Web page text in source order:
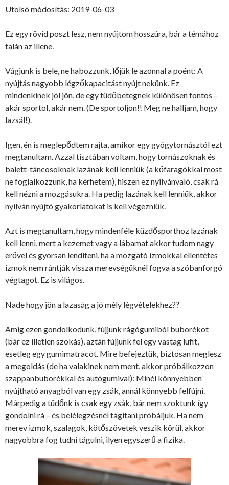
Utolsó módosítás: 2019-06-03
Ez egy rövid poszt lesz, nem nyújtom hosszúra, bár a témához
talán az illene.
Vágjunk is bele, ne habozzunk, lőjük le azonnal a poént: A
nyújtás nagyobb légzőkapacitást nyújt nekünk. Ez
mindenkinek jól jön, de egy tüdőbetegnek különösen fontos –
akár sportol, akár nem. (De sportoljon!! Meg ne halljam, hogy
lazsál!).
Igen, én is meglepődtem rajta, amikor egy gyógytornásztól ezt
megtanultam. Azzal tisztában voltam, hogy tornászoknak és
balett-táncosoknak lazának kell lenniük (a kőfaragókkal most
ne foglalkozzunk, ha kérhetem), hiszen ez nyilvánvaló, csak rá
kell nézni a mozgásukra. Ha pedig lazának kell lenniük, akkor
nyilván nyújtó gyakorlatokat is kell végezniük.
Azt is megtanultam, hogy mindenféle küzdősporthoz lazának
kell lenni, mert a kezemet vagy a lábamat akkor tudom nagy
erővel és gyorsan lendíteni, ha a mozgató izmokkal ellentétes
izmok nem rántják vissza merevségüknél fogva a szóbanforgó
végtagot. Ez is világos.
Nade hogy jön a lazaság a jó mély légvételekhez??
Amíg ezen gondolkodunk, fújjunk rágógumiból buborékot
(bár ez illetlen szokás), aztán fújjunk fel egy vastag lufit,
esetleg egy gumimatracot. Mire befejeztük, biztosan meglesz
a megoldás (de ha valakinek nem ment, akkor próbálkozzon
szappanbuborékkal és autógumival): Minél könnyebben
nyújtható anyagból van egy zsák, annál könnyebb felfújni.
Márpedig a tüdőnk is csak egy zsák, bár nem szoktunk így
gondolni rá – és belélegzésnél tágítani próbáljuk. Ha nem
merev izmok, szalagok, kötőszövetek veszik körül, akkor
nagyobbra fog tudni tágulni, ilyen egyszerű a fizika.